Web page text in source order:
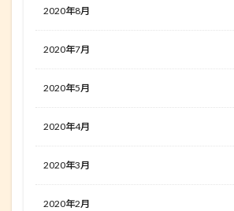
2020年8月
2020年7月
2020年5月
2020年4月
2020年3月
2020年2月